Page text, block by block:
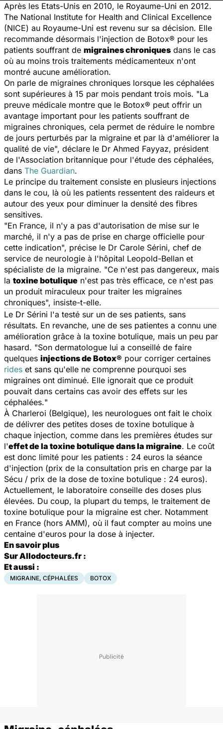
Après les Etats-Unis en 2010, le Royaume-Uni en 2012.
The National Institute for Health and Clinical Excellence
(NICE) au Royaume-Uni est revenu sur sa décision. Elle
recommande désormais l'injection de Botox® pour les
patients souffrant de migraines chroniques dans le cas
où au moins trois traitements médicamenteux n'ont
montré aucune amélioration.
On parle de migraines chroniques lorsque les céphalées
sont supérieures à 15 par mois pendant trois mois. "La
preuve médicale montre que le Botox® peut offrir un
avantage important pour les patients souffrant de
migraines chroniques, cela permet de réduire le nombre
de jours perturbés par la migraine et par là d'améliorer la
qualité de vie", déclare le Dr Ahmed Fayyaz, président
de l'Association britannique pour l'étude des céphalées,
dans The Guardian.
Le principe du traitement consiste en plusieurs injections
dans le cou, là où les patients ressentent des raideurs et
autour des yeux pour diminuer la densité des fibres
sensitives.
"En France, il n'y a pas d'autorisation de mise sur le
marché, il n'y a pas de prise en charge officielle pour
cette indication", précise le Dr Carole Sérini, chef de
service de neurologie à l'hôpital Leopold-Bellan et
spécialiste de la migraine. "Ce n'est pas dangereux, mais
la toxine botulique n'est pas très efficace, ce n'est pas
un produit miraculeux pour traiter les migraines
chroniques", insiste-t-elle.
Le Dr Sérini l'a testé sur un de ses patients, sans
résultats. En revanche, une de ses patientes a connu une
amélioration grâce à la toxine botulique, mais un peu par
hasard. "Son dermatologue lui a conseillé de faire
quelques injections de Botox® pour corriger certaines
rides et sans qu'elle ne comprenne pourquoi ses
migraines ont diminué. Elle ignorait que ce produit
pouvait dans certains cas avoir des effets sur les
céphalées."
À Charleroi (Belgique), les neurologues ont fait le choix
de délivrer des petites doses de toxine botulique à
chaque injection, comme dans les premières études sur
l'effet de la toxine botulique dans la migraine. Le coût
est donc limité pour les patients : 24 euros la séance
d'injection (prix de la consultation pris en charge par la
Sécu / prix de la dose de toxine botulique : 24 euros).
Actuellement, le laboratoire conseille des doses plus
élevées. Du coup, la plupart du temps, le traitement de
toxine botulique pour la migraine est cher. Notamment
en France (hors AMM), où il faut compter au moins une
centaine d'euros pour la dose à injecter.
En savoir plus
Sur Allodocteurs.fr :
Et aussi :
MIGRAINE, CÉPHALÉES BOTOX